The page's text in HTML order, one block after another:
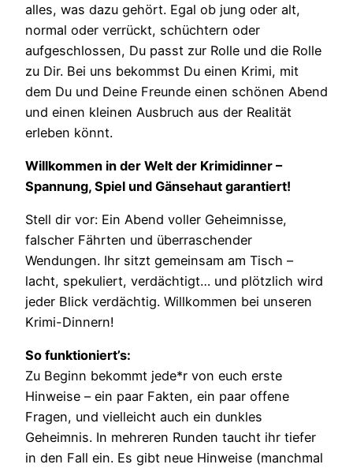
alles, was dazu gehört. Egal ob jung oder alt,
normal oder verrückt, schüchtern oder
aufgeschlossen, Du passt zur Rolle und die Rolle
zu Dir. Bei uns bekommst Du einen Krimi, mit
dem Du und Deine Freunde einen schönen Abend
und einen kleinen Ausbruch aus der Realität
erleben könnt.
Willkommen in der Welt der Krimidinner –
Spannung, Spiel und Gänsehaut garantiert!
Stell dir vor: Ein Abend voller Geheimnisse,
falscher Fährten und überraschender
Wendungen. Ihr sitzt gemeinsam am Tisch –
lacht, spekuliert, verdächtigt… und plötzlich wird
jeder Blick verdächtig. Willkommen bei unseren
Krimi-Dinnern!
So funktioniert’s:
Zu Beginn bekommt jede*r von euch erste
Hinweise – ein paar Fakten, ein paar offene
Fragen, und vielleicht auch ein dunkles
Geheimnis. In mehreren Runden taucht ihr tiefer
in den Fall ein. Es gibt neue Hinweise (manchmal